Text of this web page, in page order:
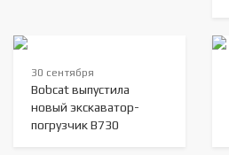
30 сентября
Bobcat выпустила
новый экскаватор-
погрузчик B730